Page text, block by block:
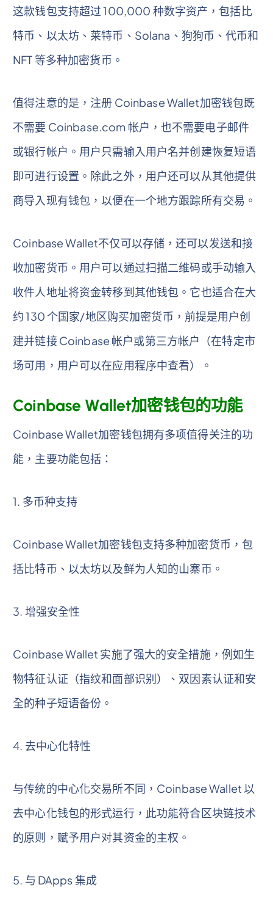
这款钱包支持超过 100,000 种数字资产，包括比
特币、以太坊、莱特币、Solana、狗狗币、代币和
NFT 等多种加密货币。
值得注意的是，注册 Coinbase Wallet加密钱包既
不需要 Coinbase.com 帐户，也不需要电子邮件
或银行帐户。用户只需输入用户名并创建恢复短语
即可进行设置。除此之外，用户还可以从其他提供
商导入现有钱包，以便在一个地方跟踪所有交易。
Coinbase Wallet不仅可以存储，还可以发送和接
收加密货币。用户可以通过扫描二维码或手动输入
收件人地址将资金转移到其他钱包。它也适合在大
约 130 个国家/地区购买加密货币，前提是用户创
建并链接 Coinbase 帐户或第三方帐户（在特定市
场可用，用户可以在应用程序中查看）。
Coinbase Wallet加密钱包的功能
Coinbase Wallet加密钱包拥有多项值得关注的功
能，主要功能包括：
1. 多币种支持
Coinbase Wallet加密钱包支持多种加密货币，包
括比特币、以太坊以及鲜为人知的山寨币。
3. 增强安全性
Coinbase Wallet 实施了强大的安全措施，例如生
物特征认证（指纹和面部识别）、双因素认证和安
全的种子短语备份。
4. 去中心化特性
与传统的中心化交易所不同，Coinbase Wallet 以
去中心化钱包的形式运行，此功能符合区块链技术
的原则，赋予用户对其资金的主权。
5. 与 DApps 集成